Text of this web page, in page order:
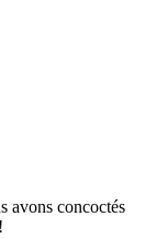
avons concoctés